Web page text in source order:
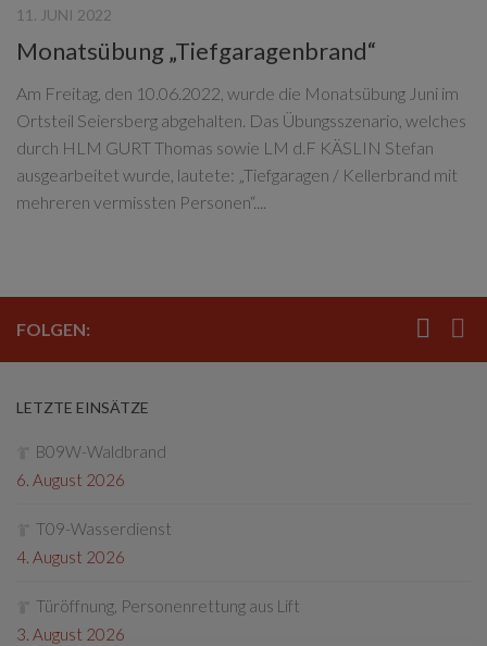
11. JUNI 2022
Monatsübung „Tiefgaragenbrand“
Am Freitag, den 10.06.2022, wurde die Monatsübung Juni im
Ortsteil Seiersberg abgehalten. Das Übungsszenario, welches
durch HLM GURT Thomas sowie LM d.F KÄSLIN Stefan
ausgearbeitet wurde, lautete: „Tiefgaragen / Kellerbrand mit
mehreren vermissten Personen“....
FOLGEN:
LETZTE EINSÄTZE
B09W-Waldbrand
6. August 2026
T09-Wasserdienst
4. August 2026
Türöffnung, Personenrettung aus Lift
3. August 2026